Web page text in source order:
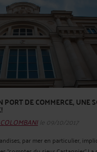
PORT DE COMMERCE, UNE
le 09/10/2017
par mer en particulier,